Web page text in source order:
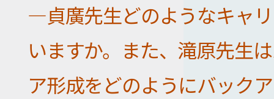
―貞廣先生どのようなキャ
いますか。また、滝原先生
ア形成をどのようにバック